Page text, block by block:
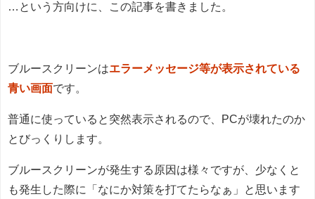
…という方向けに、この記事を書きました。
ブルースクリーンはエラーメッセージ等が表示されている
青い画面です。
普通に使っていると突然表示されるので、PCが壊れたのか
とびっくりします。
ブルースクリーンが発生する原因は様々ですが、少なくと
も発生した際に「なにか対策を打てたらなぁ」と思います